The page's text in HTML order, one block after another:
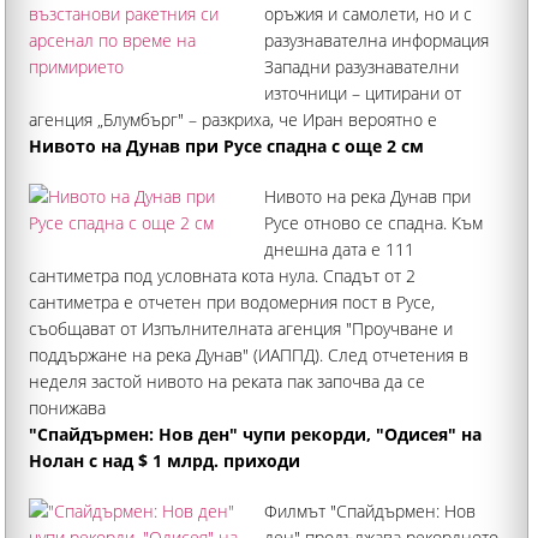
оръжия и самолети, но и с
разузнавателна информация
Западни разузнавателни
източници – цитирани от
агенция „Блумбърг" – разкриха, че Иран вероятно е
възстановил значителна част от ракетния си арсенал по
година
Нивото на Дунав при Русе спадна с още 2 см
Нивото на река Дунав при
Русе отново се спадна. Към
днешна дата е 111
сантиметра под условната кота нула. Спадът от 2
сантиметра е отчетен при водомерния пост в Русе,
съобщават от Изпълнителната агенция "Проучване и
поддържане на река Дунав" (ИАППД). След отчетения в
неделя застой нивото на реката пак започва да се
понижава
"Спайдърмен: Нов ден" чупи рекорди, "Одисея" на
Нолан с над $ 1 млрд. приходи
Филмът "Спайдърмен: Нов